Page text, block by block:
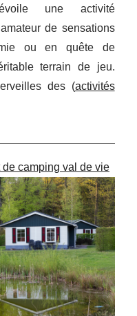
une activité
de sensations
ou en quête de
terrain de jeu.
des (activités
camping val de vie